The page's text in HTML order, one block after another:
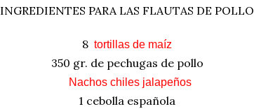
INGREDIENTES PARA LAS FLAUTAS DE POLLO
8 tortillas de maíz
350 gr. de pechugas de pollo
Nachos chiles jalapeños
1 cebolla española